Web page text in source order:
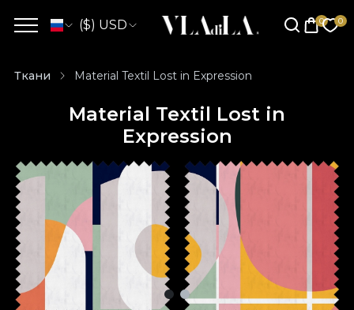
($) USD
Ткани Material Textil Lost in Expression
Material Textil Lost in
Expression